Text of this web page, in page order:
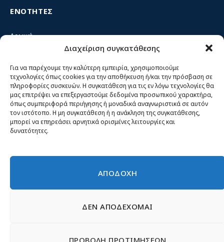
Διαχείριση συγκατάθεσης
Για να παρέχουμε την καλύτερη εμπειρία, χρησιμοποιούμε
τεχνολογίες όπως cookies για την αποθήκευση ή/και την πρόσβαση σε
πληροφορίες συσκευών. Η συγκατάθεση για τις εν λόγω τεχνολογίες θα
μας επιτρέψει να επεξεργαστούμε δεδομένα προσωπικού χαρακτήρα,
όπως συμπεριφορά περιήγησης ή μοναδικά αναγνωριστικά σε αυτόν
τον ιστότοπο. Η μη συγκατάθεση ή η ανάκληση της συγκατάθεσης,
μπορεί να επηρεάσει αρνητικά ορισμένες λειτουργίες και
δυνατότητες.
ΑΠΟΔΟΧΗ
ΔΕΝ ΑΠΟΔΕΧΟΜΑΙ
ΠΡΟΒΟΛΗ ΠΡΟΤΙΜΗΣΕΩΝ
ΕΝΟΤΗΤΕΣ
Αρχική
Κίνημα ΝΙΚΗ – Ποιοι είμαστε, αρχές & δράση
Θέσεις
Πρόσωπα
Όργανα και ομάδες
Βίντεο
Δελτία Τύπου
© 2026 Νίκη